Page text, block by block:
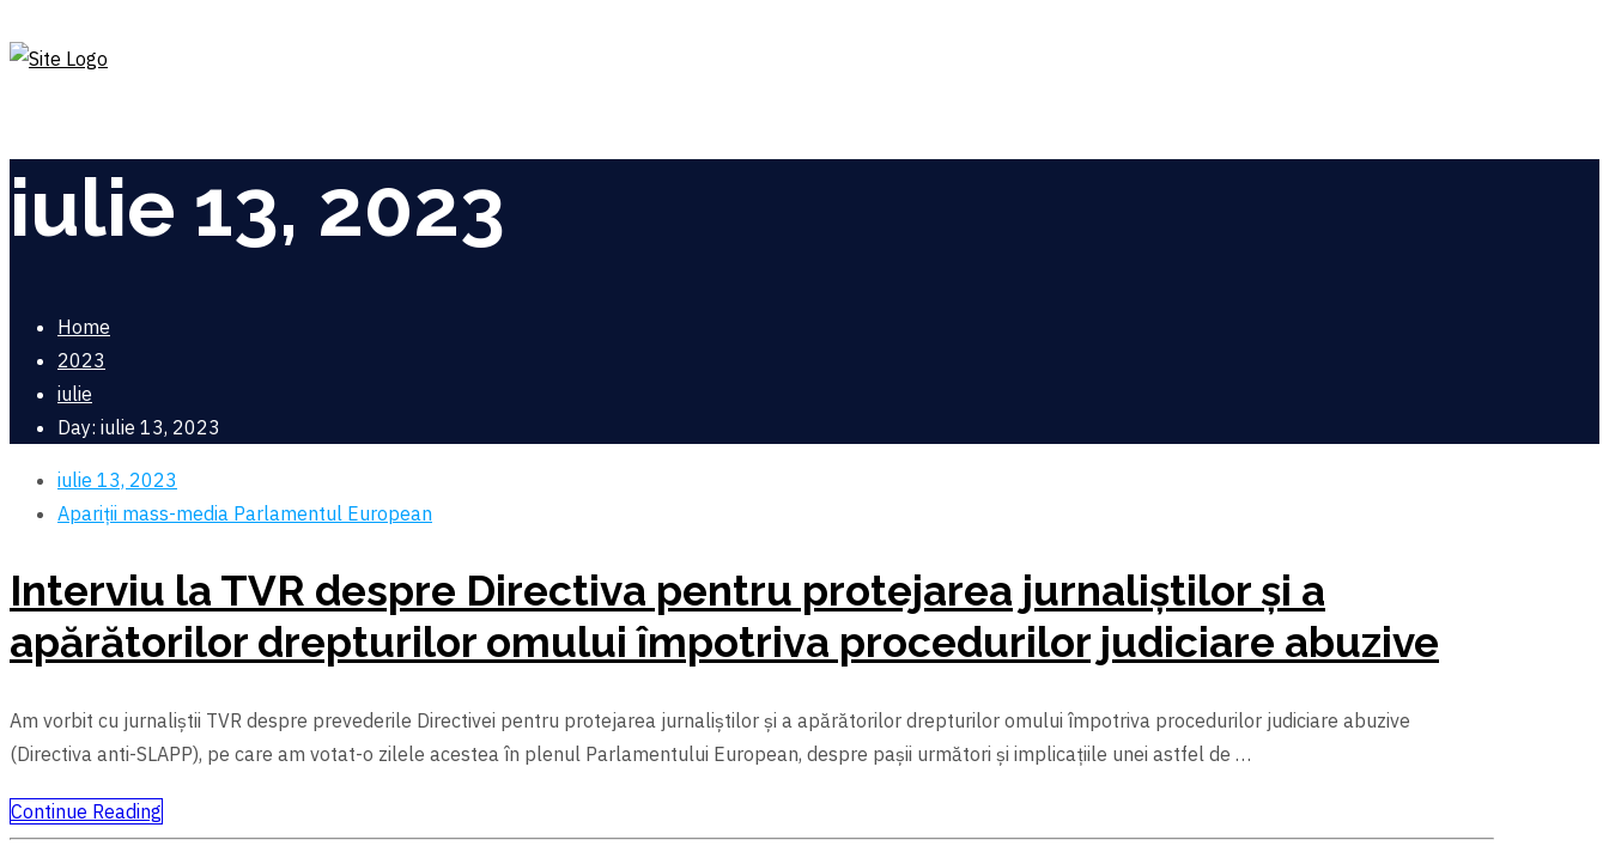
iulie 13, 2023
Home
2023
iulie
Day: iulie 13, 2023
iulie 13, 2023
Apariții mass-media Parlamentul European
Interviu la TVR despre Directiva pentru protejarea jurnaliștilor și a
apărătorilor drepturilor omului împotriva procedurilor judiciare abuzive
Am vorbit cu jurnaliștii TVR despre prevederile Directivei pentru protejarea jurnaliștilor și a apărătorilor drepturilor omului împotriva procedurilor judiciare abuzive
(Directiva anti-SLAPP), pe care am votat-o zilele acestea în plenul Parlamentului European, despre pașii următori și implicațiile unei astfel de …
Continue Reading